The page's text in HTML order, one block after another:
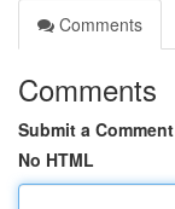
Comments
Comments
Submit a Comment
No HTML